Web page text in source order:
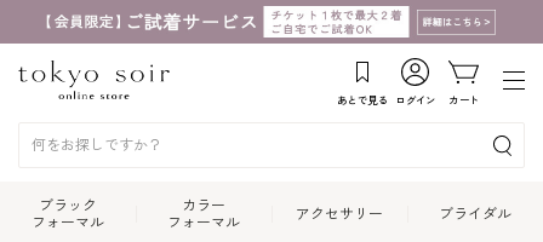
あとで見る ログイン カート
ブラック
フォーマル
カラー
フォーマル
アクセサリー ブライダル